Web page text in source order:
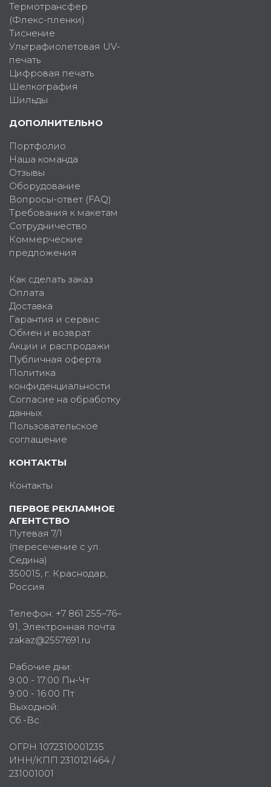
Термотрансфер
(Флекс-пленки)
Тиснение
Ультрафиолетовая UV-
печать
Цифровая печать
Шелкография
Шильды
ДОПОЛНИТЕЛЬНО
Портфолио
Наша команда
Отзывы
Оборудование
Вопросы-ответ (FAQ)
Требования к макетам
Сотрудничество
Коммерческие
предложения
Как сделать заказ
Оплата
Доставка
Гарантия и сервис
Обмен и возврат
Акции и распродажи
Публичная оферта
Политика
конфиденциальности
Согласие на обработку
данных
Пользовательское
соглашение
КОНТАКТЫ
Контакты
ПЕРВОЕ РЕКЛАМНОЕ
АГЕНТСТВО
Путевая 7/1
(пересечение с ул.
Седина)
350015, г. Краснодар,
Россия
Телефон: +7 861 255–76–
91, Электронная почта:
zakaz@2557691.ru
Рабочие дни:
9:00 - 17:00 Пн-Чт
9:00 - 16:00 Пт
Выходной:
Сб.-Вс.
ОГРН 1072310001235
ИНН/КПП 2310121464 /
231001001